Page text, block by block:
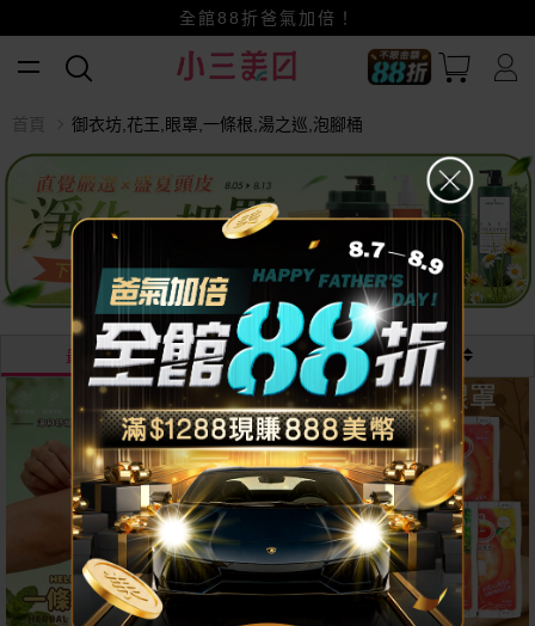
賺美幣~換好禮~立即換GO~
小三美日x全支付~美幣+全點折上折超划算
全館88折爸氣加倍！
最熱銷 最新 價格
首頁 御衣坊,花王,眼罩,一條根,湯之巡,泡腳桶